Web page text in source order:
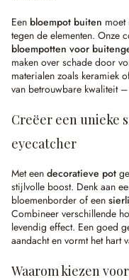
Een bloempot buiten
tegen de elementen. Onze
bloempotten voor
maken over schade door
materialen zoals keramiek
van betrouwbare kwaliteit
Creëer een unieke
eyecatcher
Met een decoratieve pot
stijlvolle boost. Denk aan
bloemenborder of een
Combineer verschillende
levendig effect. Een goed
aandacht en vormt het hart
Waarom kiezen